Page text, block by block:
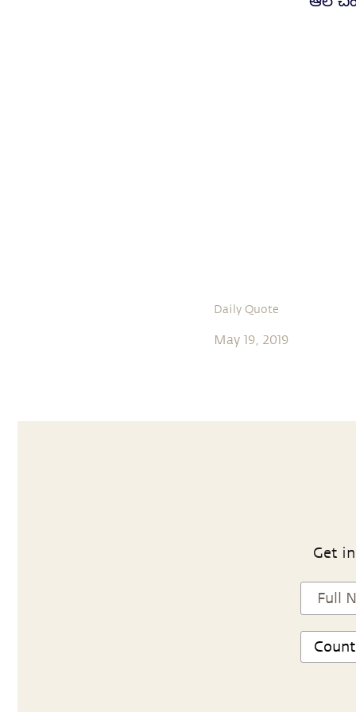
Daily Quote
May 19, 2019
Get